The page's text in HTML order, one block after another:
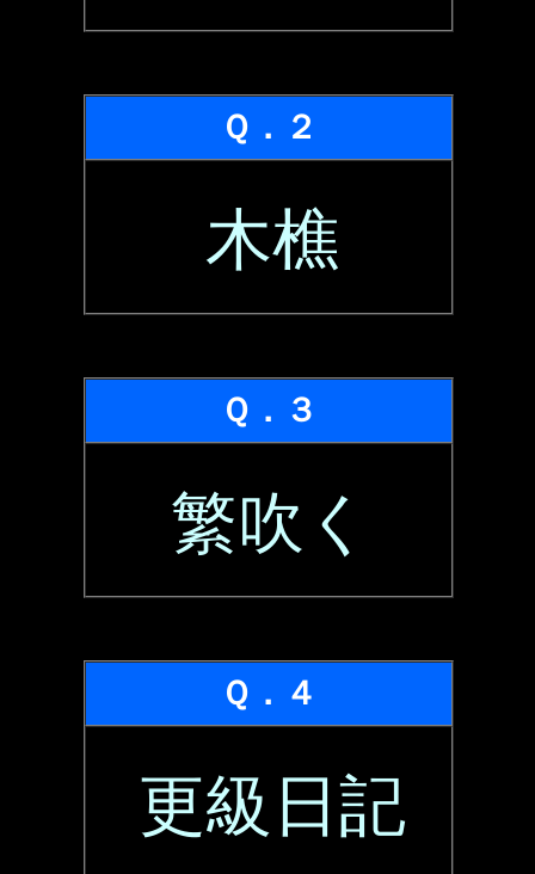
Ｑ．２
木樵
Ｑ．３
繁吹く
Ｑ．４
更級日記